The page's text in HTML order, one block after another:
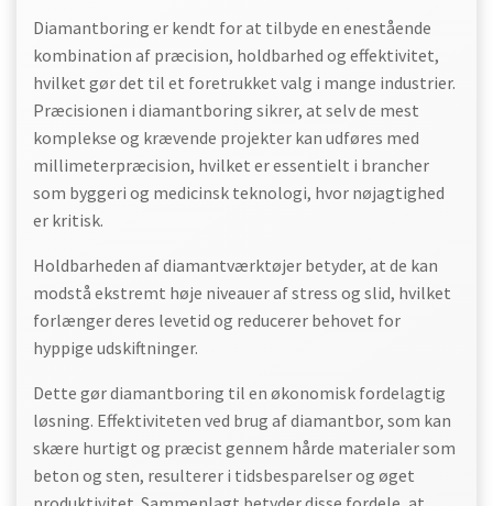
Diamantboring er kendt for at tilbyde en enestående
kombination af præcision, holdbarhed og effektivitet,
hvilket gør det til et foretrukket valg i mange industrier.
Præcisionen i diamantboring sikrer, at selv de mest
komplekse og krævende projekter kan udføres med
millimeterpræcision, hvilket er essentielt i brancher
som byggeri og medicinsk teknologi, hvor nøjagtighed
er kritisk.
Holdbarheden af diamantværktøjer betyder, at de kan
modstå ekstremt høje niveauer af stress og slid, hvilket
forlænger deres levetid og reducerer behovet for
hyppige udskiftninger.
Dette gør diamantboring til en økonomisk fordelagtig
løsning. Effektiviteten ved brug af diamantbor, som kan
skære hurtigt og præcist gennem hårde materialer som
beton og sten, resulterer i tidsbesparelser og øget